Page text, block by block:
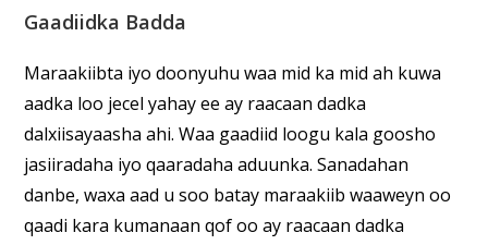
Gaadiidka Badda
Maraakiibta iyo doonyuhu waa mid ka mid ah kuwa
aadka loo jecel yahay ee ay raacaan dadka
dalxiisayaasha ahi. Waa gaadiid loogu kala goosho
jasiiradaha iyo qaaradaha aduunka. Sanadahan
danbe, waxa aad u soo batay maraakiib waaweyn oo
qaadi kara kumanaan qof oo ay raacaan dadka